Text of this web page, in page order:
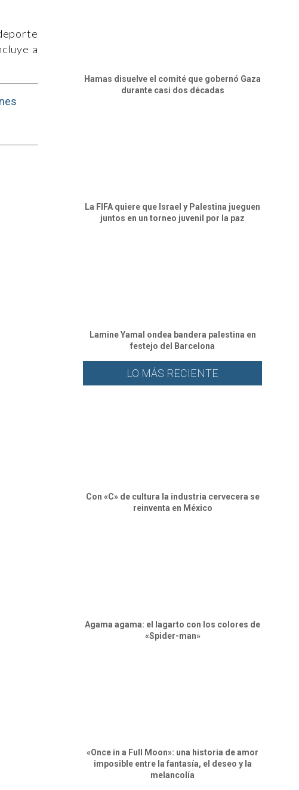
a
Hamas disuelve el comité que gobernó Gaza
durante casi dos décadas
La FIFA quiere que Israel y Palestina jueguen
juntos en un torneo juvenil por la paz
Lamine Yamal ondea bandera palestina en
festejo del Barcelona
LO MÁS RECIENTE
Con «C» de cultura la industria cervecera se
reinventa en México
Agama agama: el lagarto con los colores de
«Spider-man»
«Once in a Full Moon»: una historia de amor
imposible entre la fantasía, el deseo y la
melancolía